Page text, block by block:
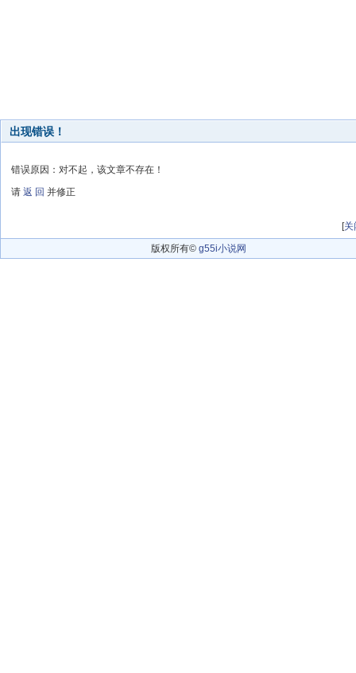
出现错误！
错误原因：对不起，该文章不存在！
请 返 回 并修正
[关
版权所有© g55i小说网